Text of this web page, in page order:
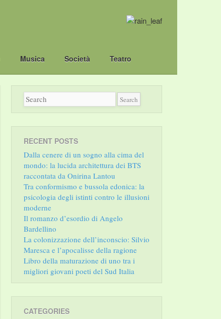
Musica Società Teatro
RECENT POSTS
Dalla cenere di un sogno alla cima del
mondo: la lucida architettura dei BTS
raccontata da Onirina Lantou
Tra conformismo e bussola edonica: la
psicologia degli istinti contro le illusioni
moderne
Il romanzo d’esordio di Angelo
Bardellino
La colonizzazione dell’inconscio: Silvio
Maresca e l’apocalisse della ragione
Libro della maturazione di uno tra i
migliori giovani poeti del Sud Italia
CATEGORIES